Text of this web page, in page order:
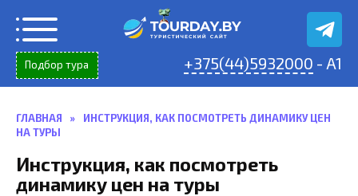
содержанию
Подбор тура +375(44)5932000 - A1
ГЛАВНАЯ »
ИНСТРУКЦИЯ, КАК ПОСМОТРЕТЬ ДИНАМИКУ ЦЕН
НА ТУРЫ
Инструкция, как посмотреть
динамику цен на туры